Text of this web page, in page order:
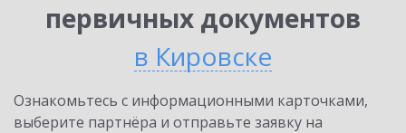
первичных документов
в Кировске
Ознакомьтесь с информационными карточками,
выберите партнёра и отправьте заявку на